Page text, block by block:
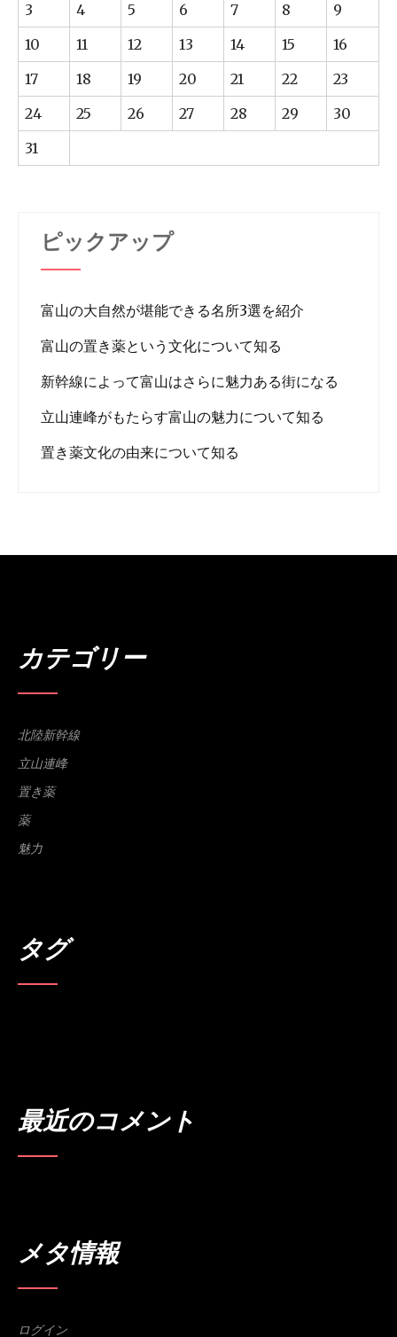
3
4 5 6 7 8
9
10
11 12 13 14 15
16
17
18 19 20 21 22
23
24
25 26 27 28 29
30
31
ピックアップ
富山の大自然が堪能できる名所3選を紹介
富山の置き薬という文化について知る
新幹線によって富山はさらに魅力ある街になる
立山連峰がもたらす富山の魅力について知る
置き薬文化の由来について知る
カテゴリー
北陸新幹線
立山連峰
置き薬
薬
魅力
タグ
最近のコメント
メタ情報
ログイン